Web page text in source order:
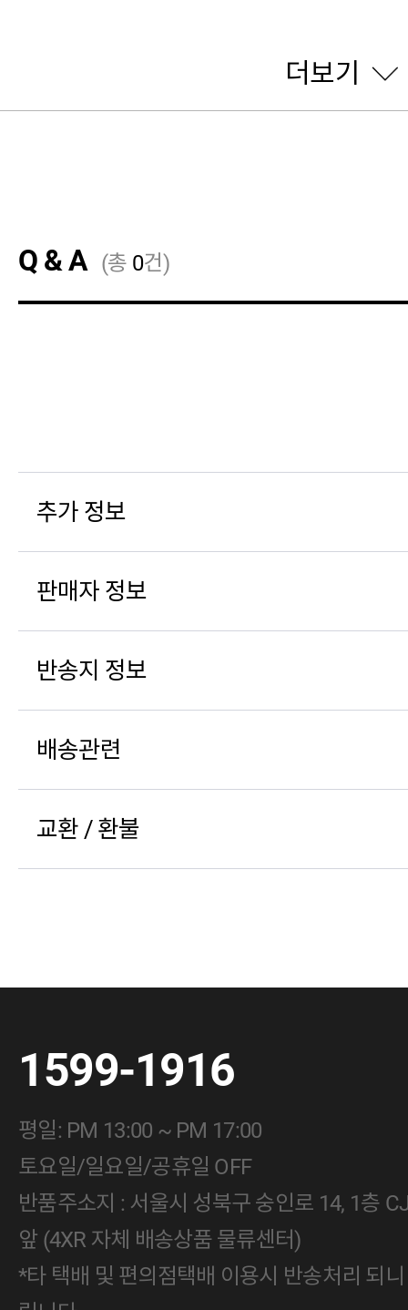
더보기
Q & A (총 0건)
추가 정보
판매자 정보
반송지 정보
배송관련
교환 / 환불
1599-1916
평일: PM 13:00 ~ PM 17:00
토요일/일요일/공휴일 OFF
반품주소지 : 서울시 성북구 숭인로 14, 1층
앞 (4XR 자체 배송상품 물류센터)
*타 택배 및 편의점택배 이용시 반송처리 되